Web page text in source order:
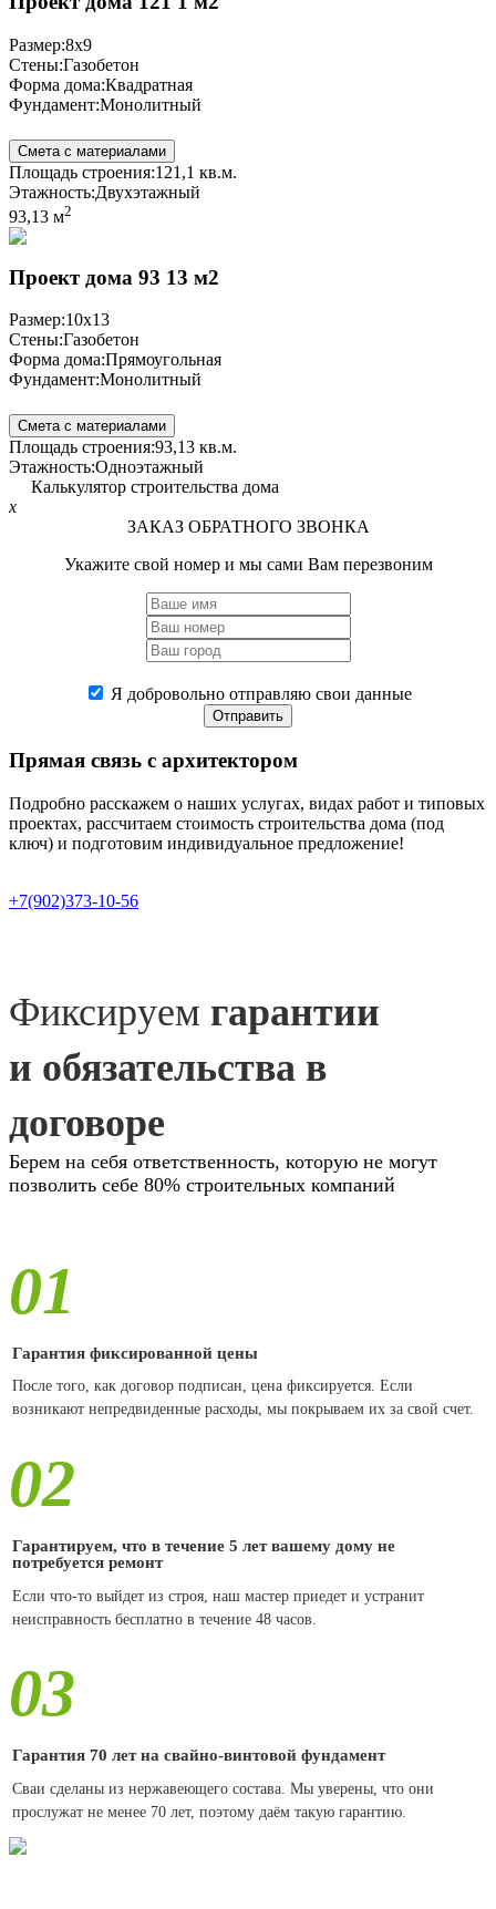
Размер:8x9
Стены:Газобетон
Форма дома:Квадратная
Фундамент:Монолитный
Смета с материалами
Площадь строения:121,1 кв.м.
Этажность:Двухэтажный
93,13 м2
Проект дома 93 13 м2
Размер:10x13
Стены:Газобетон
Форма дома:Прямоугольная
Фундамент:Монолитный
Смета с материалами
Площадь строения:93,13 кв.м.
Этажность:Одноэтажный
Калькулятор строительства дома
x
ЗАКАЗ ОБРАТНОГО ЗВОНКА
Укажите свой номер и мы сами Вам перезвоним
Я добровольно отправляю свои данные
Отправить
Прямая связь с архитектором
Подробно расскажем о наших услугах, видах работ и типовых
проектах, рассчитаем стоимость строительства дома (под
ключ) и подготовим индивидуальное предложение!
+7(902)373-10-56
Фиксируем гарантии
и обязательства в
договоре
Берем на себя ответственность, которую не могут
позволить себе 80% строительных компаний
01
Гарантия фиксированной цены
После того, как договор подписан, цена фиксируется. Если
возникают непредвиденные расходы, мы покрываем их за свой счет.
02
Гарантируем, что в течение 5 лет вашему дому не
потребуется ремонт
Если что-то выйдет из строя, наш мастер приедет и устранит
неисправность бесплатно в течение 48 часов.
03
Гарантия 70 лет на свайно-винтовой фундамент
Сваи сделаны из нержавеющего состава. Мы уверены, что они
прослужат не менее 70 лет, поэтому даём такую гарантию.